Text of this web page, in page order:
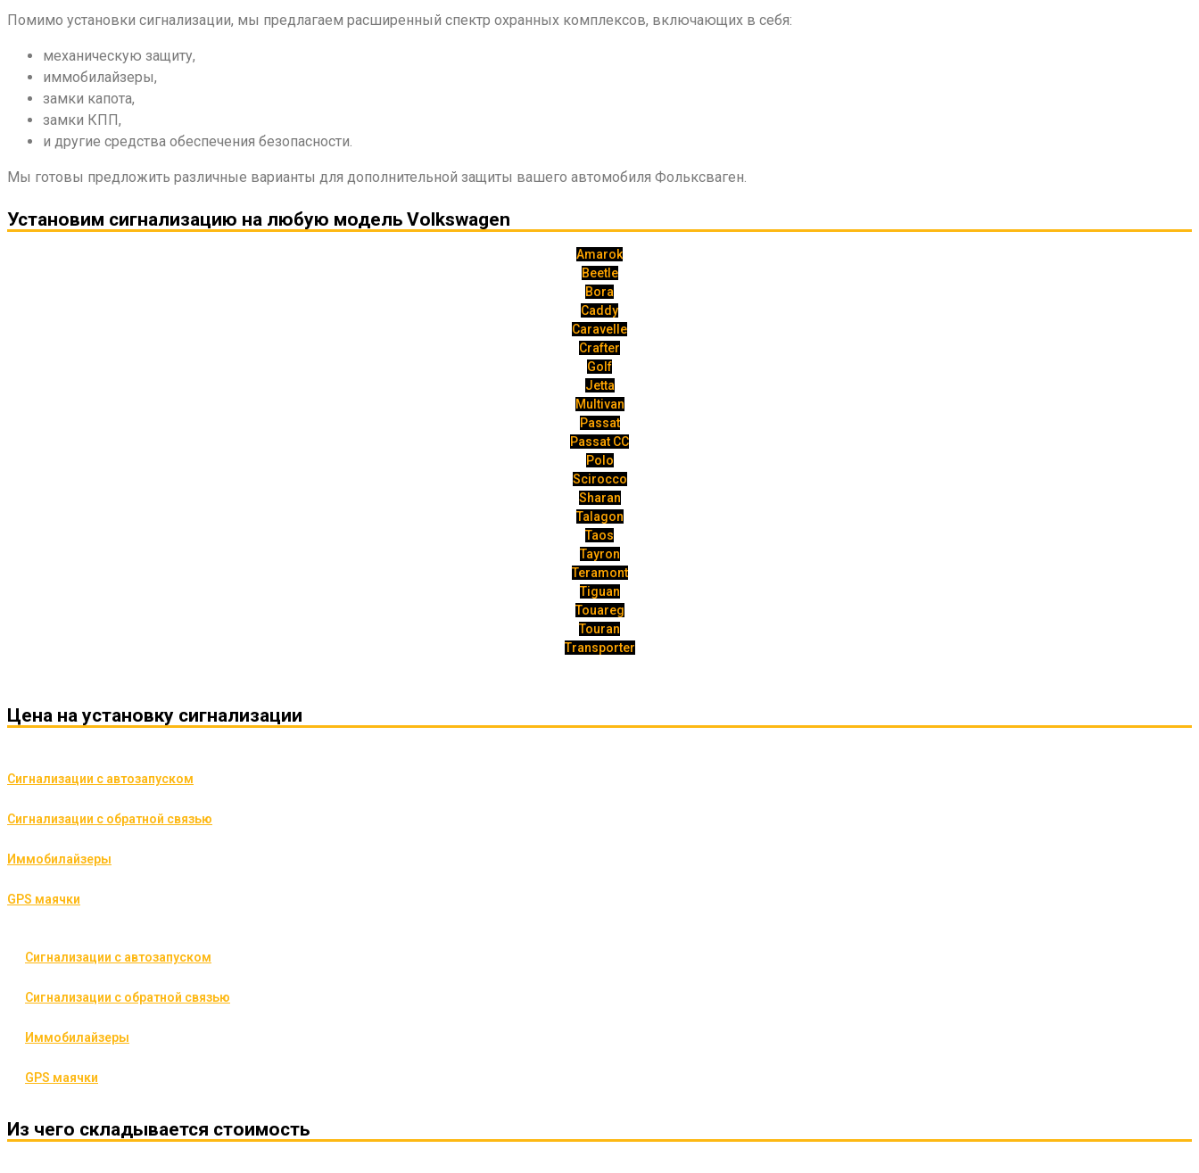
Помимо установки сигнализации, мы предлагаем расширенный спектр охранных комплексов, включающих в себя:
механическую защиту,
иммобилайзеры,
замки капота,
замки КПП,
и другие средства обеспечения безопасности.
Мы готовы предложить различные варианты для дополнительной защиты вашего автомобиля Фольксваген.
Установим сигнализацию на любую модель Volkswagen
Amarok
Beetle
Bora
Caddy
Caravelle
Crafter
Golf
Jetta
Multivan
Passat
Passat CC
Polo
Scirocco
Sharan
Talagon
Taos
Tayron
Teramont
Tiguan
Touareg
Touran
Transporter
Цена на установку сигнализации
Сигнализации с автозапуском
Сигнализации с обратной связью
Иммобилайзеры
GPS маячки
Сигнализации с автозапуском
Сигнализации с обратной связью
Иммобилайзеры
GPS маячки
Из чего складывается стоимость